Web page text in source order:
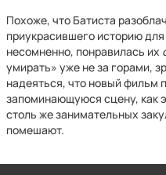
Похоже, что Батиста
приукрасившего историю
несомненно, понравилась их
умирать» уже не за горами,
надеяться, что новый фильм
запоминающуюся сцену, как
столь же занимательных
помешают.